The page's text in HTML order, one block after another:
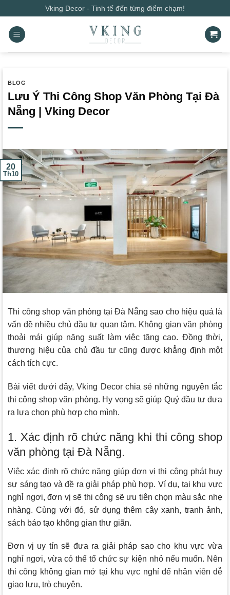
qua
nội
dung
Vking Decor - Tinh tế đến từng điểm chạm!
BLOG
Lưu Ý Thi Công Shop Văn Phòng Tại Đà
Nẵng | Vking Decor
20
Th10
Thi công shop văn phòng tại Đà Nẵng sao cho hiệu quả là
vấn đề nhiều chủ đầu tư quan tâm. Không gian văn phòng
thoải mái giúp năng suất làm việc tăng cao. Đồng thời,
thương hiệu của chủ đầu tư cũng được khẳng định một
cách tích cực.
Bài viết dưới đây,Vking Decorchia sẻ những nguyên tắc
thi công shop văn phòng. Hy vọng sẽ giúp Quý đầu tư đưa
ra lựa chọn phù hợp cho mình.
1. Xác định rõ chức năng khi thi công shop
văn phòng tại Đà Nẵng.
Việc xác định rõ chức năng giúp đơn vị thi công phát huy
sự sáng tạo và đề ra giải pháp phù hợp. Ví dụ, tại khu vực
nghỉ ngơi, đơn vị sẽ thi công sẽ ưu tiên chọn màu sắc nhẹ
nhàng. Cùng với đó, sử dụng thêm cây xanh, tranh ảnh,
sách báo tạo không gian thư giãn.
Đơn vị uy tín sẽ đưa ra giải pháp sao cho khu vực vừa
nghỉ ngơi, vừa có thể tổ chức sự kiện nhỏ nếu muốn. Nên
thi công không gian mở tại khu vực nghỉ để nhân viên dễ
giao lưu, trò chuyện.